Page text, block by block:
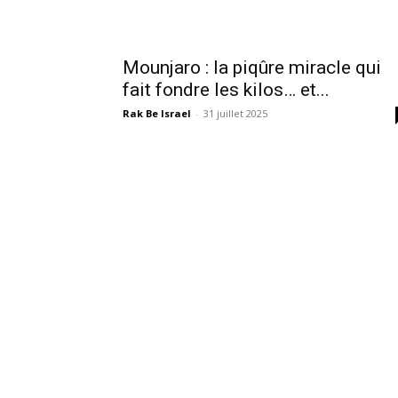
Mounjaro : la piqûre miracle qui
fait fondre les kilos… et...
Rak Be Israel - 31 juillet 2025